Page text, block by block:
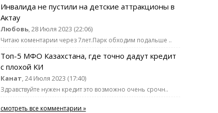
Инвалида не пустили на детские аттракционы в
Актау
Любовь, 28 Июля 2023 (22:06)
Читаю коментарии через 7лет.Парк обходим подальше ..
Топ-5 МФО Казахстана, где точно дадут кредит
с плохой КИ
Канат, 24 Июля 2023 (17:40)
Здравствуйте нужен кредит это возможно очень срочн..
смотреть все комментарии »